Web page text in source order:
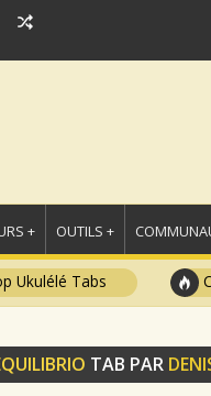
+ OUTILS +
Ukulélé Tabs
TAB PAR